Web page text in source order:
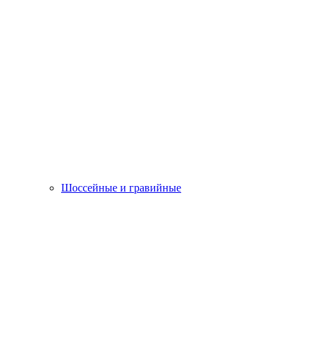
Шоссейные и гравийные